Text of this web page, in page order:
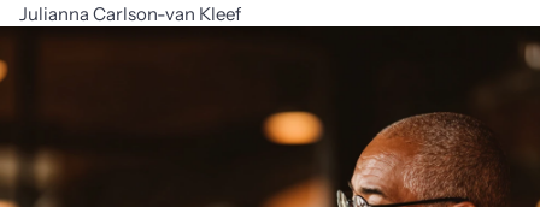
Julianna Carlson-van Kleef